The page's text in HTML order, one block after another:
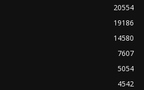
20554
19186
14580
7607
5054
4542